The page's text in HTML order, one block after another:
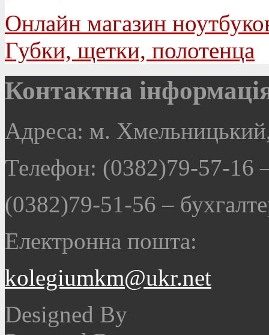
Онлайн магазин
Губки, щетки, полотенца
Контактна
Адреса: м.
Телефон: (0382)79-57-16
(0382)79-51-56–
Електронна пошта:
kolegiumkm@ukr.net
Designed By